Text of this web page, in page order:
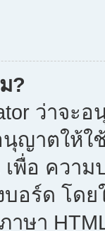
?
ว่าจะ
ญาตให้ใ
เพื่อ ควา
อร์ด โด
ษา